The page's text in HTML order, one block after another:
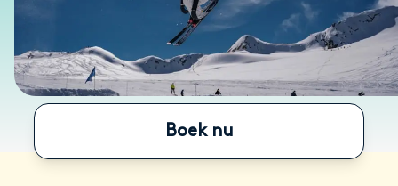
Boek nu